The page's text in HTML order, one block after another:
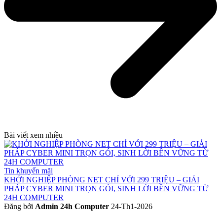
Bài viết xem nhiều
Tin khuyến mãi
KHỞI NGHIỆP PHÒNG NET CHỈ VỚI 299 TRIỆU – GIẢI
PHÁP CYBER MINI TRỌN GÓI, SINH LỜI BỀN VỮNG TỪ
24H COMPUTER
Đăng bởi Admin 24h Computer 24-Th1-2026